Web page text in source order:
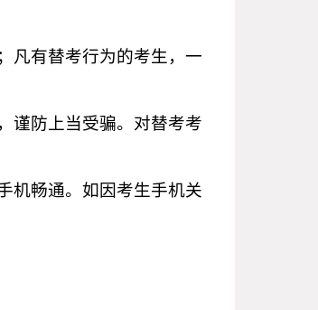
凡有替考行为的考生，一
谨防上当受骗。对替考考
机畅通。如因考生手机关